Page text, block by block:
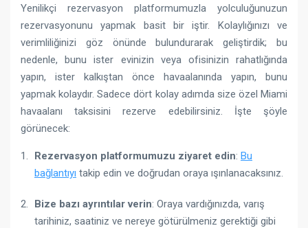
Yenilikçi rezervasyon platformumuzla yolculuğunuzun
rezervasyonunu yapmak basit bir iştir. Kolaylığınızı ve
verimliliğinizi göz önünde bulundurarak geliştirdik; bu
nedenle, bunu ister evinizin veya ofisinizin rahatlığında
yapın, ister kalkıştan önce havaalanında yapın, bunu
yapmak kolaydır. Sadece dört kolay adımda size özel Miami
havaalanı taksisini rezerve edebilirsiniz. İşte şöyle
görünecek:
Rezervasyon platformumuzu ziyaret edin: Bu
bağlantıyı takip edin ve doğrudan oraya ışınlanacaksınız.
Bize bazı ayrıntılar verin: Oraya vardığınızda, varış
tarihiniz, saatiniz ve nereye götürülmeniz gerektiği gibi